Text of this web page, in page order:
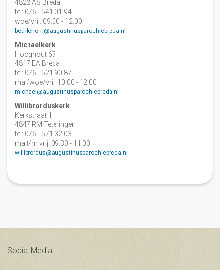
4822 AS Breda
tel: 076 - 541 01 94
woe/vrij: 09:00 - 12:00
bethlehem@augustinusparochiebreda.nl
Michaelkerk
Hooghout 67
4817 EA Breda
tel: 076 - 521 90 87
ma /woe/vrij: 10:00 - 12:00
michael@augustinusparochiebreda.nl
Willibrorduskerk
Kerkstraat 1
4847 RM Teteringen
tel: 076 - 571 32 03
ma t/m vrij: 09:30 - 11:00
willibrordus@augustinusparochiebreda.nl
Social Media